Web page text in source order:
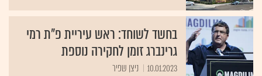
בחשד לשוחד: ראש עיריית פ"ת רמי
גרינברג זומן לחקירה נוספת
10.01.2023 ניצן שפיר